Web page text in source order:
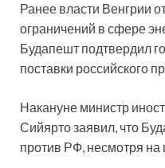
Ранее власти Венгрии
ограничений в сфере
Будапешт подтвердил
поставки российского
Накануне министр
Сийярто заявил, что
против РФ, несмотря